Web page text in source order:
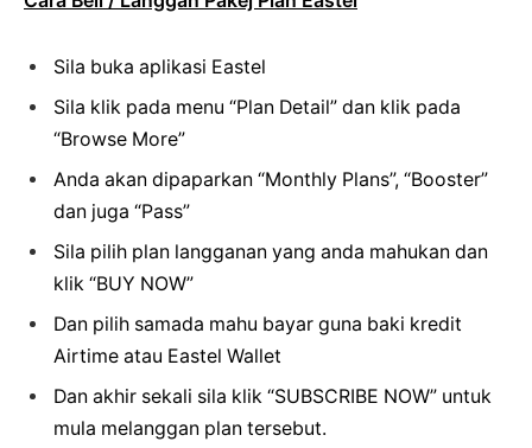
Sila buka aplikasi Eastel
Sila klik pada menu “Plan Detail” dan klik pada
“Browse More”
Anda akan dipaparkan “Monthly Plans”, “Booster”
dan juga “Pass”
Sila pilih plan langganan yang anda mahukan dan
klik “BUY NOW”
Dan pilih samada mahu bayar guna baki kredit
Airtime atau Eastel Wallet
Dan akhir sekali sila klik “SUBSCRIBE NOW” untuk
mula melanggan plan tersebut.